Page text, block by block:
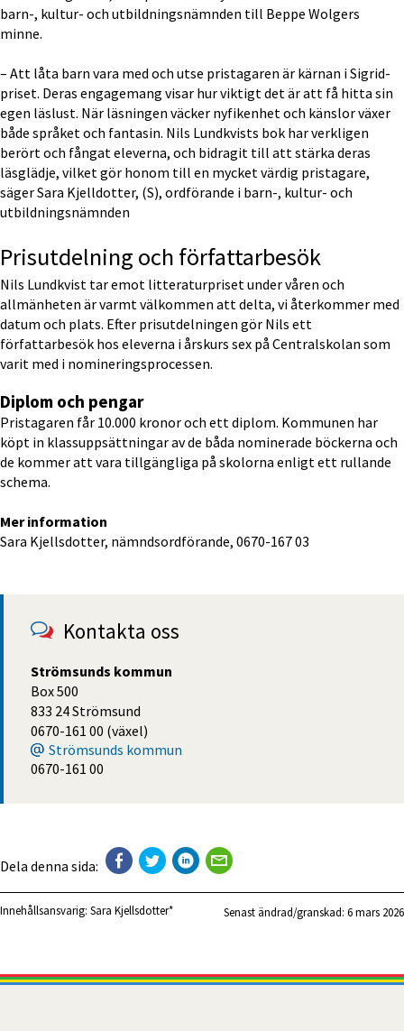
barn-, kultur- och utbildningsnämnden till Beppe Wolgers
minne.
– Att låta barn vara med och utse pristagaren är kärnan i Sigrid-
priset. Deras engagemang visar hur viktigt det är att få hitta sin
egen läslust. När läsningen väcker nyfikenhet och känslor växer
både språket och fantasin. Nils Lundkvists bok har verkligen
berört och fångat eleverna, och bidragit till att stärka deras
läsglädje, vilket gör honom till en mycket värdig pristagare,
säger Sara Kjelldotter, (S), ordförande i barn-, kultur- och
utbildningsnämnden
Prisutdelning och författarbesök
Nils Lundkvist tar emot litteraturpriset under våren och
allmänheten är varmt välkommen att delta, vi återkommer med
datum och plats. Efter prisutdelningen gör Nils ett
författarbesök hos eleverna i årskurs sex på Centralskolan som
varit med i nomineringsprocessen.
Diplom och pengar
Pristagaren får 10.000 kronor och ett diplom. Kommunen har
köpt in klassuppsättningar av de båda nominerade böckerna och
de kommer att vara tillgängliga på skolorna enligt ett rullande
schema.
Mer information
Sara Kjellsdotter, nämndsordförande, 0670-167 03
Kontakta oss
Strömsunds kommun
Box 500
833 24 Strömsund
0670-161 00 (växel)
Strömsunds kommun
0670-161 00
Dela denna sida:
Innehållsansvarig: Sara Kjellsdotter* Senast ändrad/granskad: 6 mars 2026